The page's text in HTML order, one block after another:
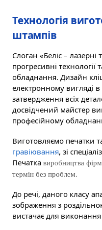
Технологія
штампів
Слоган «Беліс – лазерні
прогресивні
обладнання. Дизайн
електронному вигляді
затвердження всіх
досвідчений майстер
професійному
Виготовляємо печатки
гравіювання, зі
Печатка виробництва
термін без проблем.
До речі, даного класу
зображення з
вистачає для виконання